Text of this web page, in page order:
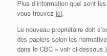
Plus d’information quel sont
vous trouvez ici.
Le nouveau propriétaire doit
des papiers selon les
dans le CBC » voir ci-dessous.)